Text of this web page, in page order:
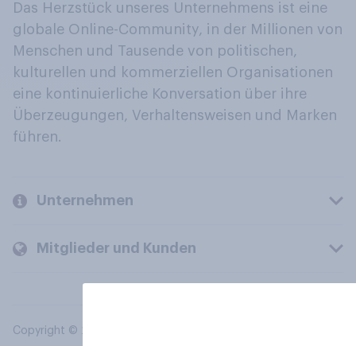
Das Herzstück unseres Unternehmens ist eine
globale Online-Community, in der Millionen von
Menschen und Tausende von politischen,
kulturellen und kommerziellen Organisationen
eine kontinuierliche Konversation über ihre
Überzeugungen, Verhaltensweisen und Marken
führen.
Unternehmen
Mitglieder und Kunden
Copyright © 2026 YouGov PLC. Alle Rechte vorbehalten.